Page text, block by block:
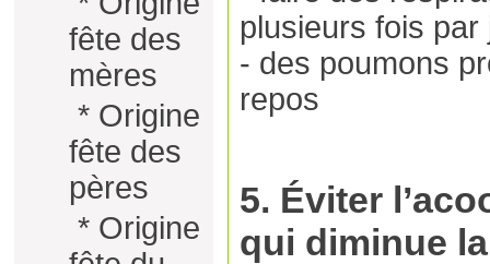
fête des
mères
* Origine
fête des
pères
* Origine
plusieurs fois par
- des poumons
repos
5. Éviter
qui diminue